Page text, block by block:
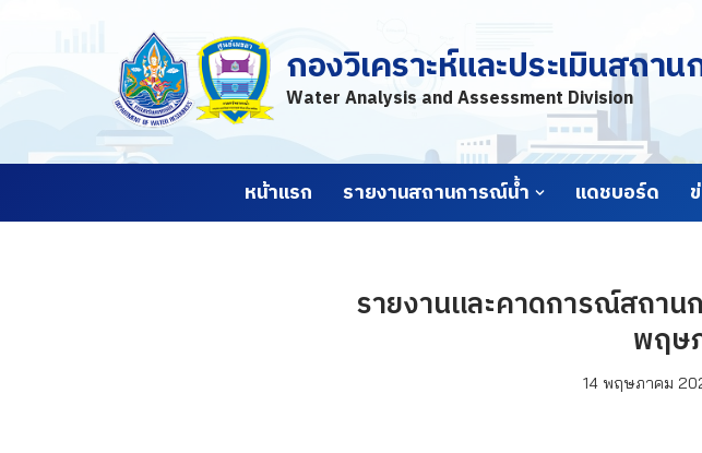
กองวิเคราะห์และประเมินสถา
Water Analysis and Assessment Division
หน้าแรก รายงานสถานการณ์น้ำ แดชบอร์ด
รายงานและคาดการณ์สถาน
พฤษ
14 พฤษภาคม